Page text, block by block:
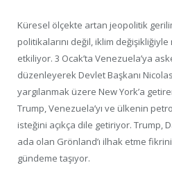
Küresel ölçekte artan jeopolitik
politikalarını değil, iklim
etkiliyor. 3 Ocak’ta Venezuela’ya
düzenleyerek Devlet Başkanı
yargılanmak üzere New York’a
Trump, Venezuela’yı ve ülkenin
isteğini açıkça dile getiriyor. Trump,
ada olan Grönland’ı ilhak etme
gündeme taşıyor.